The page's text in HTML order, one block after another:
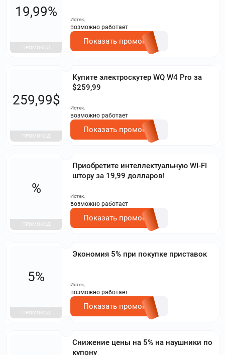
19,99%
ПРОМОКОД
Истек,
возможно работает
Показать промокод
Купите электроскутер WQ W4 Pro за
$259,99
259,99$
ПРОМОКОД
Истек,
возможно работает
Показать промокод
Приобретите интеллектуальную WI-FI
штору за 19,99 долларов!
%
ПРОМОКОД
Истек,
возможно работает
Показать промокод
Экономия 5% при покупке приставок
5%
ПРОМОКОД
Истек,
возможно работает
Показать промокод
Снижение цены на 5% на наушники по
купону